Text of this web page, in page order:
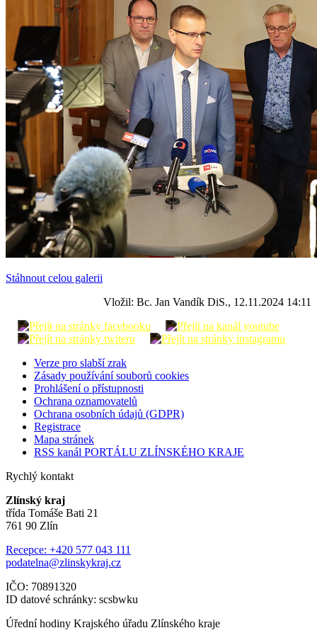
Stáhnout celou galerii
Vložil: Bc. Jan Vandík DiS., 12.11.2024 14:11
Verze pro slabší zrak
Zásady používání souborů cookies
Prohlášení o přístupnosti
Ochrana oznamovatelů
Ochrana osobních údajů (GDPR)
Registrace
Mapa stránek
RSS kanál PORTÁLU ZLÍNSKÉHO KRAJE
Rychlý kontakt
Zlínský kraj
třída Tomáše Bati 21
761 90 Zlín
Recepce: +420 577 043 111
podatelna@zlinskykraj.cz
IČO: 70891320
ID datové schránky: scsbwku
Úřední hodiny Krajského úřadu Zlínského kraje